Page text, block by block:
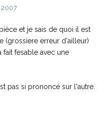
2007
et je sais de quoi il est
(grossiere erreur d'ailleur)
fesable avec une
pas si prononcé sur l'autre.